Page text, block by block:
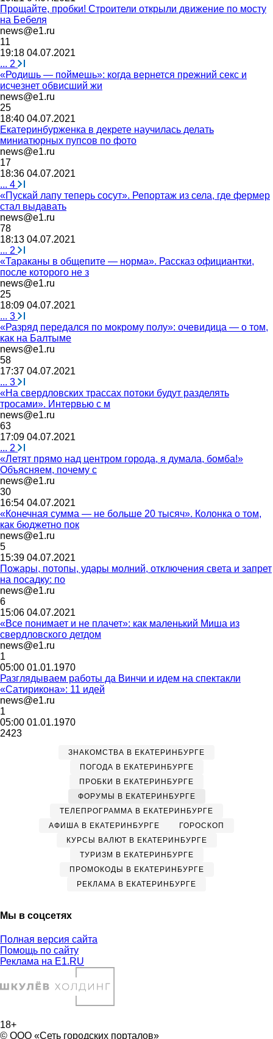
Прощайте, пробки! Строители открыли движение по мосту
на Бебеля
news@e1.ru
11
19:18 04.07.2021
... 2
«Родишь — поймешь»: когда вернется прежний секс и
исчезнет обвисший жи
news@e1.ru
25
18:40 04.07.2021
Екатеринбурженка в декрете научилась делать
миниатюрных пупсов по фото
news@e1.ru
17
18:36 04.07.2021
... 4
«Пускай лапу теперь сосут». Репортаж из села, где фермер
стал выдавать
news@e1.ru
78
18:13 04.07.2021
... 2
«Тараканы в общепите — норма». Рассказ официантки,
после которого не з
news@e1.ru
25
18:09 04.07.2021
... 3
«Разряд передался по мокрому полу»: очевидица — о том,
как на Балтыме
news@e1.ru
58
17:37 04.07.2021
... 3
«На свердловских трассах потоки будут разделять
тросами». Интервью с м
news@e1.ru
63
17:09 04.07.2021
... 2
«Летят прямо над центром города, я думала, бомба!»
Объясняем, почему с
news@e1.ru
30
16:54 04.07.2021
«Конечная сумма — не больше 20 тысяч». Колонка о том,
как бюджетно пок
news@e1.ru
5
15:39 04.07.2021
Пожары, потопы, удары молний, отключения света и запрет
на посадку: по
news@e1.ru
6
15:06 04.07.2021
«Все понимает и не плачет»: как маленький Миша из
свердловского детдом
news@e1.ru
1
05:00 01.01.1970
Разглядываем работы да Винчи и идем на спектакли
«Сатирикона»: 11 идей
news@e1.ru
1
05:00 01.01.1970
2423
ЗНАКОМСТВА В ЕКАТЕРИНБУРГЕ
ПОГОДА В ЕКАТЕРИНБУРГЕ
ПРОБКИ В ЕКАТЕРИНБУРГЕ
ФОРУМЫ В ЕКАТЕРИНБУРГЕ
ТЕЛЕПРОГРАММА В ЕКАТЕРИНБУРГЕ
АФИША В ЕКАТЕРИНБУРГЕ
ГОРОСКОП
КУРСЫ ВАЛЮТ В ЕКАТЕРИНБУРГЕ
ТУРИЗМ В ЕКАТЕРИНБУРГЕ
ПРОМОКОДЫ В ЕКАТЕРИНБУРГЕ
РЕКЛАМА В ЕКАТЕРИНБУРГЕ
Мы в соцсетях
Полная версия сайта
Помощь по сайту
Реклама на E1.RU
18+
© ООО «Сеть городских порталов»